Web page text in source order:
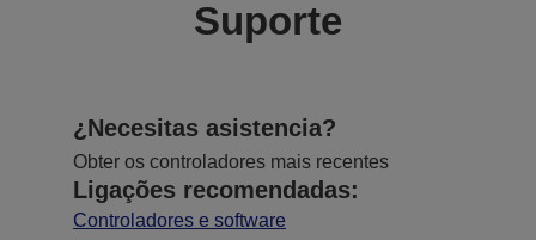
Suporte
¿Necesitas asistencia?
Obter os controladores mais recentes
Ligações recomendadas:
Controladores e software